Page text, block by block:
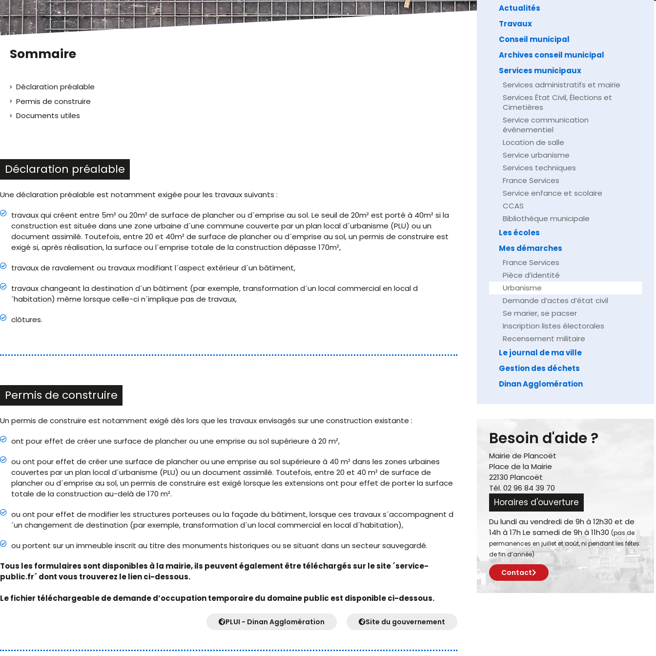
qui
utilisent
un
d'écran ;
Ctrl-
F10
ouvrir
Sommaire
Déclaration préalable
Permis de construire
Documents utiles
Déclaration préalable
Une déclaration préalable est notamment exigée pour les travaux suivants :
travaux qui créent entre 5m² ou 20m² de surface de plancher ou d´emprise au sol. Le seuil de 20m² est porté à 40m² si la
construction est située dans une zone urbaine d´une commune couverte par un plan local d´urbanisme (PLU) ou un
document assimilé. Toutefois, entre 20 et 40m² de surface de plancher ou d´emprise au sol, un permis de construire est
exigé si, après réalisation, la surface ou l´emprise totale de la construction dépasse 170m²,
travaux de ravalement ou travaux modifiant l´aspect extérieur d´un bâtiment,
travaux changeant la destination d´un bâtiment (par exemple, transformation d´un local commercial en local d
´habitation) même lorsque celle-ci n´implique pas de travaux,
clôtures.
Permis de construire
Un permis de construire est notamment exigé dès lors que les travaux envisagés sur une construction existante :
ont pour effet de créer une surface de plancher ou une emprise au sol supérieure à 20 m²,
ou ont pour effet de créer une surface de plancher ou une emprise au sol supérieure à 40 m² dans les zones urbaines
couvertes par un plan local d´urbanisme (PLU) ou un document assimilé. Toutefois, entre 20 et 40 m² de surface de
plancher ou d´emprise au sol, un permis de construire est exigé lorsque les extensions ont pour effet de porter la surface
totale de la construction au-delà de 170 m².
ou ont pour effet de modifier les structures porteuses ou la façade du bâtiment, lorsque ces travaux s´accompagnent d
´un changement de destination (par exemple, transformation d´un local commercial en local d´habitation),
ou portent sur un immeuble inscrit au titre des monuments historiques ou se situant dans un secteur sauvegardé.
Tous les formulaires sont disponibles à la mairie, ils peuvent également être téléchargés sur le site ´service-
public.fr´ dont vous trouverez le lien ci-dessous.
Le fichier téléchargeable de demande d’occupation temporaire du domaine public est disponible ci-dessous.
PLUI - Dinan Agglomération Site du gouvernement
Actualités
Travaux
Conseil municipal
Archives conseil municipal
Services municipaux
Services administratifs et mairie
Services État Civil, Élections et
Cimetières
Service communication
événementiel
Location de salle
Service urbanisme
Services techniques
France Services
Service enfance et scolaire
CCAS
Bibliothèque municipale
Les écoles
Mes démarches
France Services
Pièce d’identité
Urbanisme
Demande d’actes d’état civil
Se marier, se pacser
Inscription listes électorales
Recensement militaire
Le journal de ma ville
Gestion des déchets
Dinan Agglomération
Besoin d'aide ?
Mairie de Plancoët
Place de la Mairie
22130 Plancoët
Tél. 02 96 84 39 70
Horaires d'ouverture
Du lundi au vendredi de 9h à 12h30 et de
14h à 17h Le samedi de 9h à 11h30 (pas de
permanences en juillet et août, ni pendant les fêtes
de fin d’année)
Contact